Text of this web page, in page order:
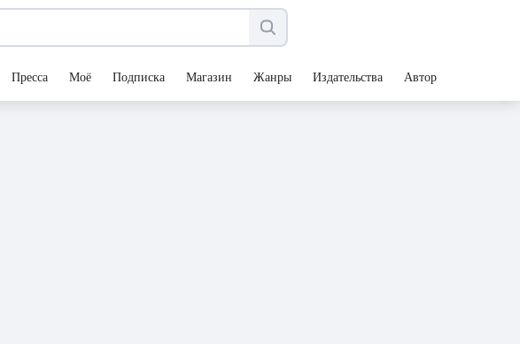
Пресса Моё Подписка Магазин Жанры Издательства Авторы